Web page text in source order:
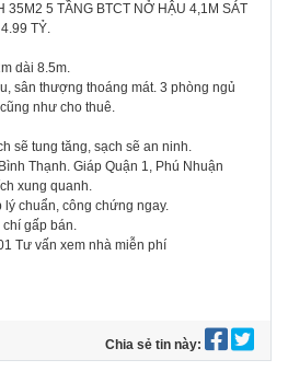
35M2 5 TẦNG BTCT NỞ HẬU 4,1M SÁT
TỶ.
dài 8.5m.
sân thượng thoáng mát. 3 phòng ngủ
như cho thuê.
sẽ tung tăng, sạch sẽ an ninh.
Thạnh. Giáp Quận 1, Phú Nhuận
xung quanh.
chuẩn, công chứng ngay.
chí gấp bán.
Tư vấn xem nhà miễn phí
Chia sẻ tin này: